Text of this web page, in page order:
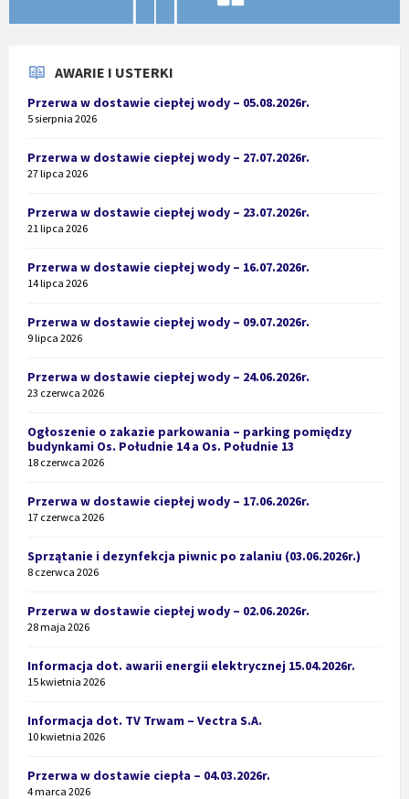
AWARIE I USTERKI
Przerwa w dostawie ciepłej wody – 05.08.2026r.
5 sierpnia 2026
Przerwa w dostawie ciepłej wody – 27.07.2026r.
27 lipca 2026
Przerwa w dostawie ciepłej wody – 23.07.2026r.
21 lipca 2026
Przerwa w dostawie ciepłej wody – 16.07.2026r.
14 lipca 2026
Przerwa w dostawie ciepłej wody – 09.07.2026r.
9 lipca 2026
Przerwa w dostawie ciepłej wody – 24.06.2026r.
23 czerwca 2026
Ogłoszenie o zakazie parkowania – parking pomiędzy
budynkami Os. Południe 14 a Os. Południe 13
18 czerwca 2026
Przerwa w dostawie ciepłej wody – 17.06.2026r.
17 czerwca 2026
Sprzątanie i dezynfekcja piwnic po zalaniu (03.06.2026r.)
8 czerwca 2026
Przerwa w dostawie ciepłej wody – 02.06.2026r.
28 maja 2026
Informacja dot. awarii energii elektrycznej 15.04.2026r.
15 kwietnia 2026
Informacja dot. TV Trwam – Vectra S.A.
10 kwietnia 2026
Przerwa w dostawie ciepła – 04.03.2026r.
4 marca 2026